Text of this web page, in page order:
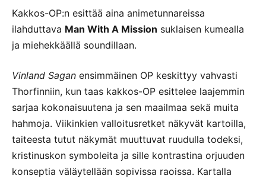
Kakkos-OP:n esittää aina animetunnareissa
ilahduttava Man With A Mission suklaisen kumealla
ja miehekkäällä soundillaan.
Vinland Sagan ensimmäinen OP keskittyy vahvasti
Thorfinniin, kun taas kakkos-OP esittelee laajemmin
sarjaa kokonaisuutena ja sen maailmaa sekä muita
hahmoja. Viikinkien valloitusretket näkyvät kartoilla,
taiteesta tutut näkymät muuttuvat ruudulla todeksi,
kristinuskon symboleita ja sille kontrastina orjuuden
konseptia väläytellään sopivissa raoissa. Kartalla